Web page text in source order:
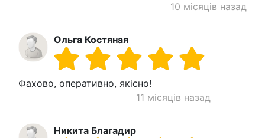
10 місяців назад
Ольга Костяная
Фахово, оперативно, якісно!
11 місяців назад
Никита Благадир